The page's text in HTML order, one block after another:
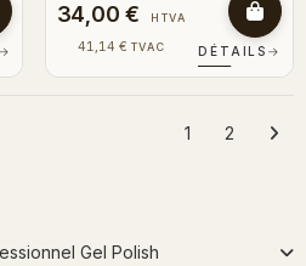
→
34,00 € HTVA
41,14 € TVAC DÉTAILS →
1 2
Gel Polish